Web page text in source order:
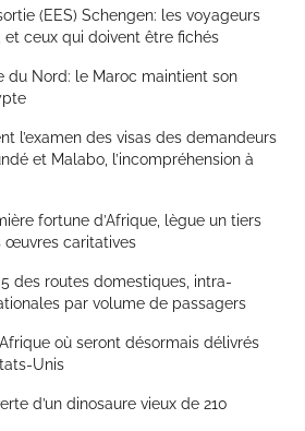
(EES) Schengen: les voyageurs
ceux qui doivent être fichés
du Nord: le Maroc maintient son
l’examen des visas des demandeurs
et Malabo, l’incompréhension à
fortune d’Afrique, lègue un tiers
œuvres caritatives
des routes domestiques, intra-
par volume de passagers
où seront désormais délivrés
Unis
d’un dinosaure vieux de 210